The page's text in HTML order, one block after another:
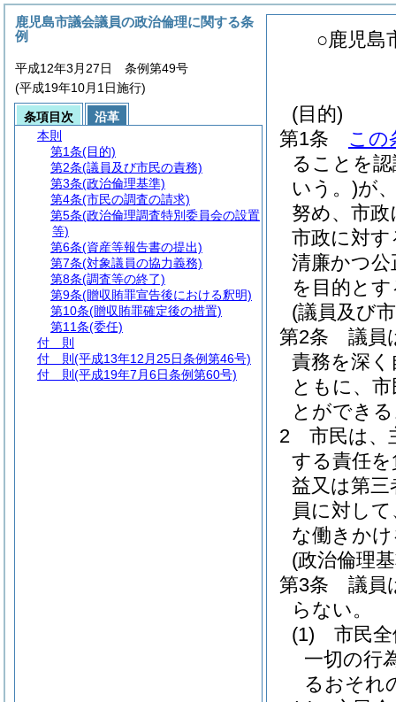
○鹿児島
(目的)
第1条
この
ることを
いう。)が
努め、市
市政に対
清廉かつ
を目的と
(議員及び
第2条
議員
責務を深
ともに、
とができ
2
市民は、
する責任
益又は第
員に対し
な働きか
(政治倫理
第3条
議員
らない。
(1)
市民
一切の行
るおそれ
鹿児島市議会議員の政治倫理に関する条
例
平成12年3月27日 条例第49号
(平成19年10月1日施行)
条項目次
沿革
本則
第1条(目的)
第2条(議員及び市民の責務)
第3条(政治倫理基準)
第4条(市民の調査の請求)
第5条(政治倫理調査特別委員会の設置
等)
第6条(資産等報告書の提出)
第7条(対象議員の協力義務)
第8条(調査等の終了)
第9条(贈収賄罪宣告後における釈明)
第10条(贈収賄罪確定後の措置)
第11条(委任)
付 則
付 則 (平成13年12月25日条例第46号)
付 則 (平成19年7月6日条例第60号)